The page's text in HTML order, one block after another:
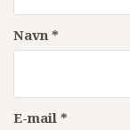
Navn *
E-mail *